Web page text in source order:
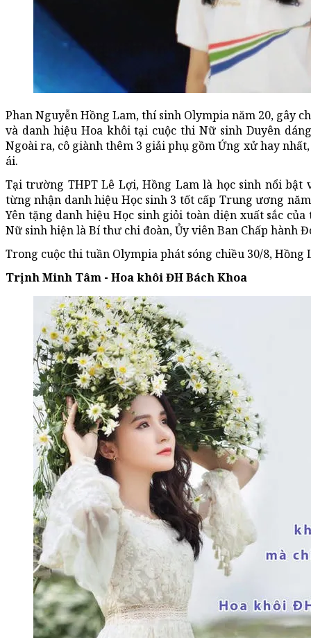
Phan Nguyễn Hồng Lam, thí sinh Olympia năm 20, gây
và danh hiệu Hoa khôi tại cuộc thi Nữ sinh Duyên
Ngoài ra, cô giành thêm 3 giải phụ gồm Ứng xử hay
ái.
Tại trường THPT Lê Lợi, Hồng Lam là học sinh nổi
từng nhận danh hiệu Học sinh 3 tốt cấp Trung ương
Yên tặng danh hiệu Học sinh giỏi toàn diện xuất sắc
Nữ sinh hiện là Bí thư chi đoàn, Ủy viên Ban Chấp hành
Trong cuộc thi tuần Olympia phát sóng chiều 30/8,
Trịnh Minh Tâm - Hoa khôi ĐH Bách Khoa